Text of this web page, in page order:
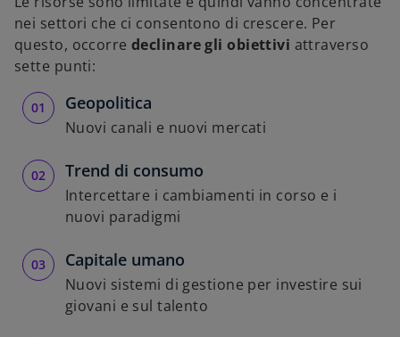
nei settori che ci consentono di crescere. Per
questo, occorredeclinare gli obiettivi attraverso
sette punti:
Geopolitica
Nuovi canali e nuovi mercati
Trend di consumo
Intercettare i cambiamenti in corso e i
nuovi paradigmi
Capitale umano
Nuovi sistemi di gestione per investire sui
giovani e sul talento